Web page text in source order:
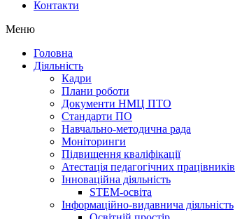
Контакти
Меню
Головна
Діяльність
Кадри
Плани роботи
Документи НМЦ ПТО
Стандарти ПО
Навчально-методична рада
Моніторинги
Підвищення кваліфікації
Атестація педагогічних працівників
Інноваційна діяльність
STEM-освіта
Інформаційно-видавнича діяльність